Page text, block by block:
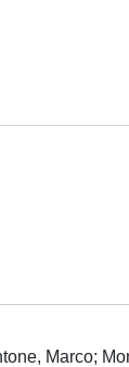
Marco;